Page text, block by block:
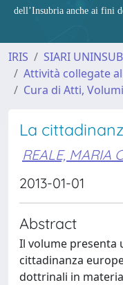
dell’Insubria anche ai fini
IRIS
SIARI
Attività collegate
Cura di Atti,
La
REALE, MARIA
2013-01-01
Abstract
Il volume presenta
cittadinanza
dottrinali in